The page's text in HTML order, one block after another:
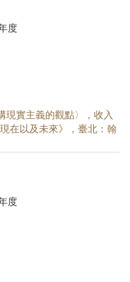
度
現實主義的觀點〉，收入
在以及未來》，臺北：翰
度